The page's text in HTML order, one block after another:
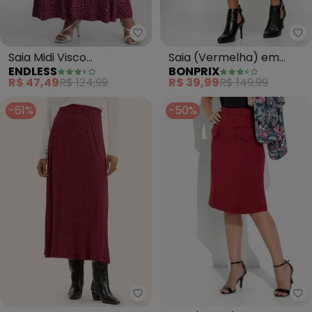
Endless - Saia Midi Visco
Saia Midi Visco
Maquinetada (Vermelho)
ENDLESS
R$ 47,49R$ 124,99
Saia (Vermelha) em
Microfibra
BONPRIX
R$ 39,99R$ 149,99
-61%
Rovitex - Saia Midi em
-50%